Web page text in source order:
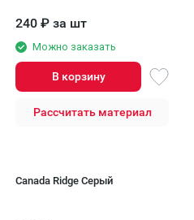
240 ₽ за шт
Можно заказать
В корзину
Рассчитать материал
Canada Ridge Серый